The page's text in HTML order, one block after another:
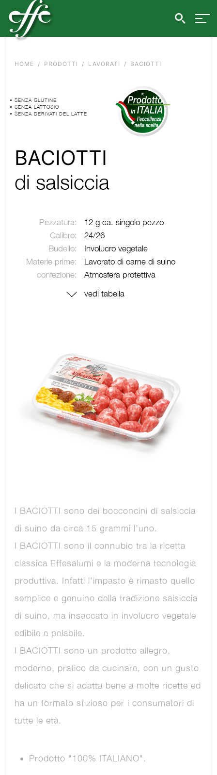
HOME PRODOTTI LAVORATI BACIOTTI
• SENZA GLUTINE
• SENZA LATTOSIO
• SENZA DERIVATI DEL LATTE
BACIOTTI
di salsiccia
Pezzatura:
12 g ca. singolo pezzo
Calibro:
24/26
Budello:
Involucro vegetale
Materie prime:
Lavorato di carne di suino
confezione:
Atmosfera protettiva
vedi tabella
I BACIOTTI sono dei bocconcini di salsiccia
di suino da circa 15 grammi l’uno.
I BACIOTTI sono il connubio tra la ricetta
classica Effesalumi e la moderna tecnologia
produttiva. Infatti l’impasto è rimasto quello
semplice e genuino della tradizione salsiccia
di suino, ma insaccato in involucro vegetale
edibile e pelabile.
I BACIOTTI sono un prodotto allegro,
moderno, pratico da cucinare, con un gusto
delicato che si adatta bene a molte ricette ed
ha un formato sfizioso per i consumatori di
tutte le età.
Prodotto "100% ITALIANO".